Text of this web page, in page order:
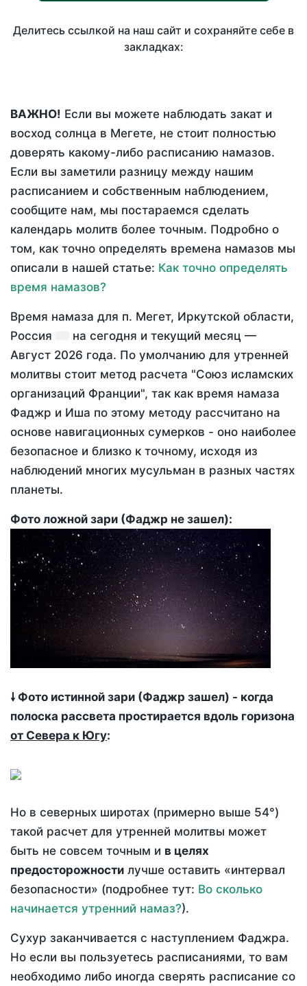
Делитесь ссылкой на наш сайт и сохраняйте себе в
закладках:
ВАЖНО! Если вы можете наблюдать закат и
восход солнца в Мегете, не стоит полностью
доверять какому-либо расписанию намазов.
Если вы заметили разницу между нашим
расписанием и собственным наблюдением,
сообщите нам, мы постараемся сделать
календарь молитв более точным. Подробно о
том, как точно определять времена намазов мы
описали в нашей статье: Как точно определять
время намазов?
Время намаза для п. Мегет, Иркутской области,
Россия
на сегодня и текущий месяц —
Август 2026 года. По умолчанию для утренней
молитвы стоит метод расчета "Союз исламских
организаций Франции", так как время намаза
Фаджр и Иша по этому методу рассчитано на
основе навигационных сумерков - оно наиболее
безопасное и близко к точному, исходя из
наблюдений многих мусульман в разных частях
планеты.
Фото ложной зари (Фаджр не зашел):
🠗 Фото истинной зари (Фаджр зашел) - когда
полоска рассвета простирается вдоль горизона
от Севера к Югу:
Но в северных широтах (примерно выше 54°)
такой расчет для утренней молитвы может
быть не совсем точным и в целях
предосторожности лучше оставить «интервал
безопасности» (подробнее тут: Во сколько
начинается утренний намаз?).
Сухур заканчивается с наступлением Фаджра.
Но если вы пользуетесь расписаниями, то вам
необходимо либо иногда сверять расписание со